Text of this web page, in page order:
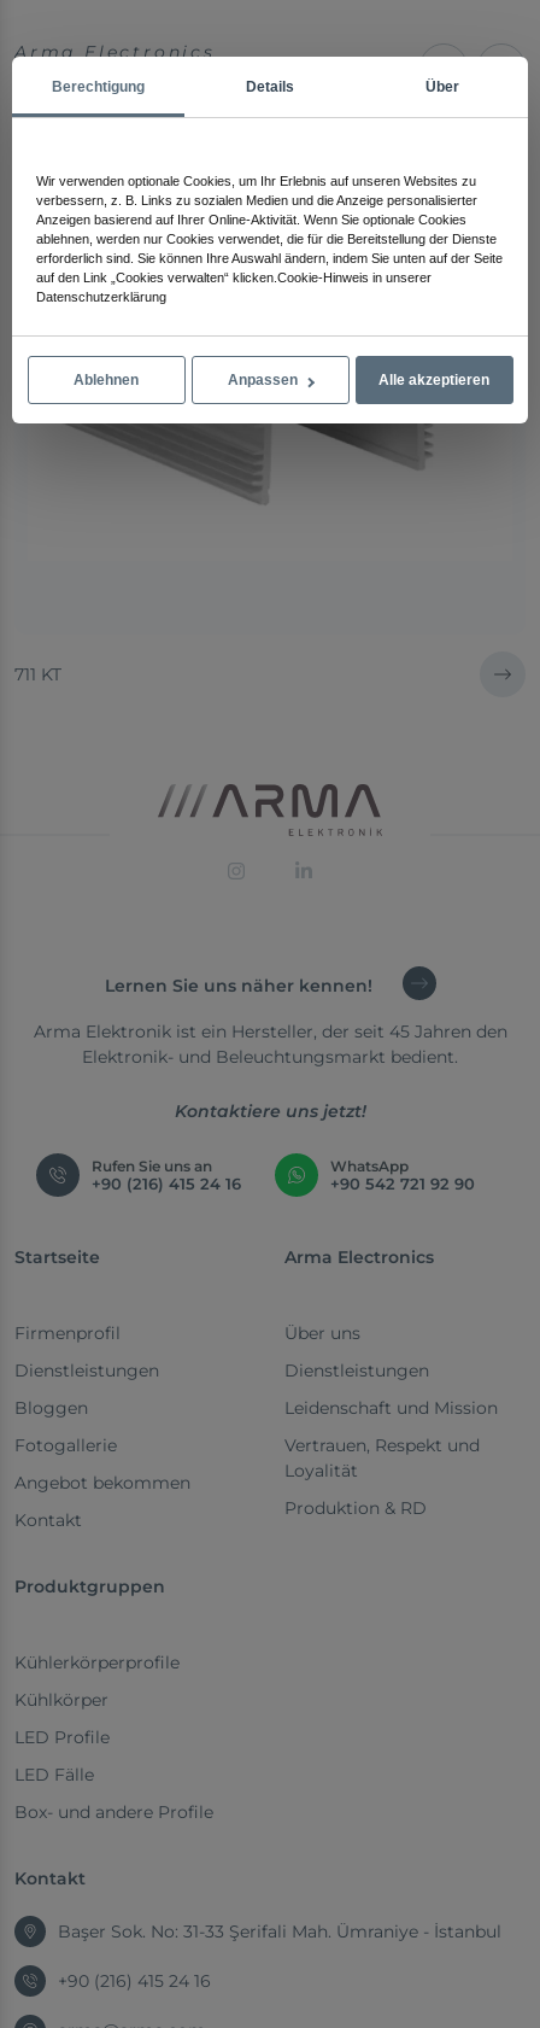
Arma Electronics
Schauen Sie sich andere Produkte an
711 KT
Lernen Sie uns näher kennen!
Arma Elektronik ist ein Hersteller, der seit 45 Jahren den
Elektronik- und Beleuchtungsmarkt bedient.
Kontaktiere uns jetzt!
Rufen Sie uns an
+90 (216) 415 24 16
WhatsApp
+90 542 721 92 90
Startseite
Firmenprofil
Dienstleistungen
Bloggen
Fotogallerie
Angebot bekommen
Kontakt
Arma Electronics
Über uns
Dienstleistungen
Leidenschaft und Mission
Vertrauen, Respekt und
Loyalität
Produktion & RD
Produktgruppen
Kühlerkörperprofile
Kühlkörper
LED Profile
LED Fälle
Box- und andere Profile
Kontakt
Başer Sok. No: 31-33 Şerifali Mah. Ümraniye - İstanbul
+90 (216) 415 24 16
Berechtigung Details Über
Wir verwenden optionale Cookies, um Ihr Erlebnis auf unseren Websites zu
verbessern, z. B. Links zu sozialen Medien und die Anzeige personalisierter
Anzeigen basierend auf Ihrer Online-Aktivität. Wenn Sie optionale Cookies
ablehnen, werden nur Cookies verwendet, die für die Bereitstellung der Dienste
erforderlich sind. Sie können Ihre Auswahl ändern, indem Sie unten auf der Seite
auf den Link „Cookies verwalten“ klicken.Cookie-Hinweis in unserer
Datenschutzerklärung
Ablehnen Anpassen Alle akzeptieren